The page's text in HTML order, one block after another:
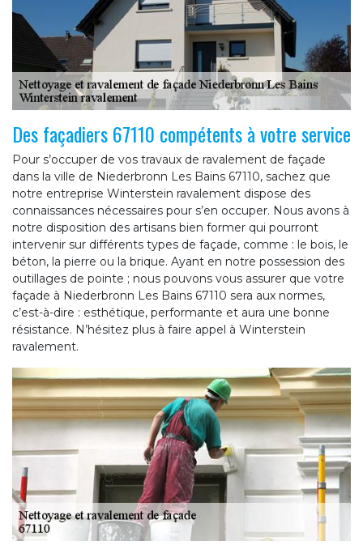
Des façadiers 67110 compétents à votre service
Pour s’occuper de vos travaux de ravalement de façade
dans la ville de Niederbronn Les Bains 67110, sachez que
notre entreprise Winterstein ravalement dispose des
connaissances nécessaires pour s’en occuper. Nous avons à
notre disposition des artisans bien former qui pourront
intervenir sur différents types de façade, comme : le bois, le
béton, la pierre ou la brique. Ayant en notre possession des
outillages de pointe ; nous pouvons vous assurer que votre
façade à Niederbronn Les Bains 67110 sera aux normes,
c’est-à-dire : esthétique, performante et aura une bonne
résistance. N’hésitez plus à faire appel à Winterstein
ravalement.